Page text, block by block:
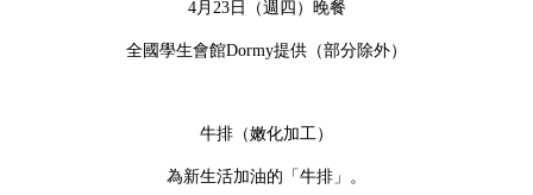
4月23日（週四）晚餐
全國學生會館Dormy提供（部分除外）
牛排（嫩化加工）
為新生活加油的「牛排」。